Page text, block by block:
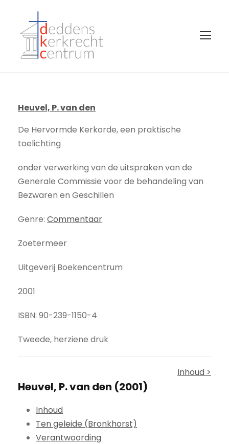
Heuvel, P. van den
De Hervormde Kerkorde, een praktische
toelichting
onder verwerking van de uitspraken van de
Generale Commissie voor de behandeling van
Bezwaren en Geschillen
Genre: Commentaar
Zoetermeer
Uitgeverij Boekencentrum
2001
ISBN: 90-239-1150-4
Tweede, herziene druk
Inhoud >
Heuvel, P. van den (2001)
Inhoud
Ten geleide (Bronkhorst)
Verantwoording